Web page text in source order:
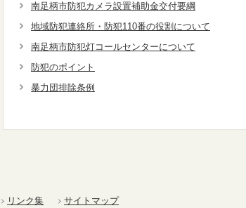
南足柄市防犯カメラ設置補助金交付要綱
地域防犯連絡所・防犯110番の役割について
南足柄市防犯灯コールセンターについて
防犯のポイント
暴力団排除条例
リンク集 サイトマップ